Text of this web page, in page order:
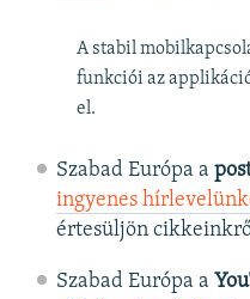
A stabil
funkciói az
el.
Szabad Európa a
ingyenes
értesüljön
Szabad Európa a